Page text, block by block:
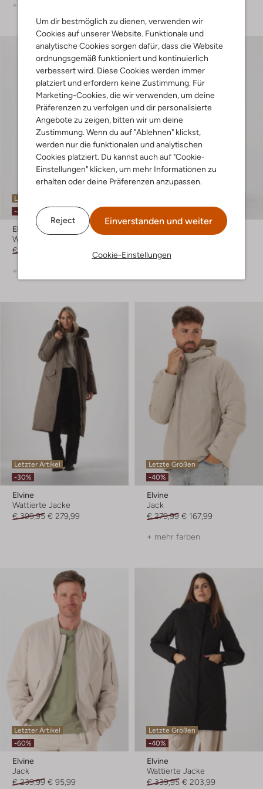
Um dir bestmöglich zu dienen, verwenden wir
Cookies auf unserer Website. Funktionale und
analytische Cookies sorgen dafür, dass die Website
ordnungsgemäß funktioniert und kontinuierlich
verbessert wird. Diese Cookies werden immer
platziert und erfordern keine Zustimmung. Für
Marketing-Cookies, die wir verwenden, um deine
Präferenzen zu verfolgen und dir personalisierte
Angebote zu zeigen, bitten wir um deine
Zustimmung. Wenn du auf "Ablehnen" klickst,
werden nur die funktionalen und analytischen
Cookies platziert. Du kannst auch auf "Cookie-
Einstellungen" klicken, um mehr Informationen zu
erhalten oder deine Präferenzen anzupassen.
Reject Einverstanden und weiter
Cookie-Einstellungen
+ mehr farben
Letzte Größen
-40%
Elvine
Wattierte Jacke
€ 339,95
+ mehr farben
€ 299,95
Letzter Artikel
-30%
Elvine
Wattierte Jacke
€ 399,95 € 279,99
Letzte Größen
-40%
Elvine
Jack
€ 279,99 € 167,99
+ mehr farben
Letzter Artikel
-60%
Elvine
Jack
€ 239,99 € 95,99
Letzte Größen
-40%
Elvine
Wattierte Jacke
€ 339,95 € 203,99